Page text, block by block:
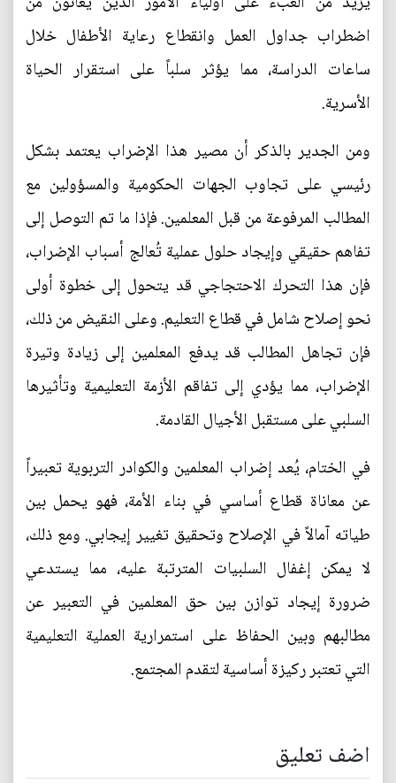
اضطراب جداول العمل وانقطاع رعاية الأطفال خلال
ساعات الدراسة، مما يؤثر سلباً على استقرار الحياة
الأسرية.
ومن الجدير بالذكر أن مصير هذا الإضراب يعتمد بشكل
رئيسي على تجاوب الجهات الحكومية والمسؤولين مع
المطالب المرفوعة من قبل المعلمين. فإذا ما تم التوصل إلى
تفاهم حقيقي وإيجاد حلول عملية تُعالج أسباب الإضراب،
فإن هذا التحرك الاحتجاجي قد يتحول إلى خطوة أولى
نحو إصلاح شامل في قطاع التعليم. وعلى النقيض من ذلك،
فإن تجاهل المطالب قد يدفع المعلمين إلى زيادة وتيرة
الإضراب، مما يؤدي إلى تفاقم الأزمة التعليمية وتأثيرها
السلبي على مستقبل الأجيال القادمة.
في الختام، يُعد إضراب المعلمين والكوادر التربوية تعبيراً
عن معاناة قطاع أساسي في بناء الأمة، فهو يحمل بين
طياته آمالاً في الإصلاح وتحقيق تغيير إيجابي. ومع ذلك،
لا يمكن إغفال السلبيات المترتبة عليه، مما يستدعي
ضرورة إيجاد توازن بين حق المعلمين في التعبير عن
مطالبهم وبين الحفاظ على استمرارية العملية التعليمية
التي تعتبر ركيزة أساسية لتقدم المجتمع.
اضف تعليق